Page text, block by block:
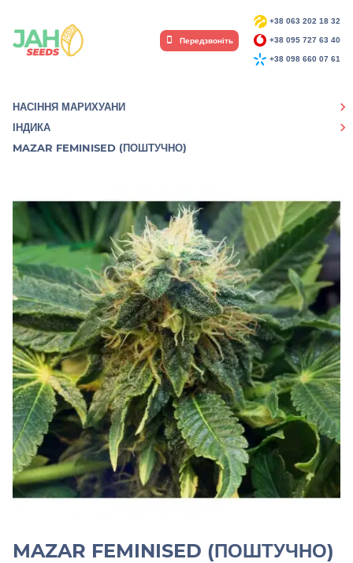
+38 063 202 18 32
+38 095 727 63 40
+38 098 660 07 61
Передзвоніть
НАСІННЯ МАРИХУАНИ
ІНДИКА
MAZAR FEMINISED (ПОШТУЧНО)
MAZAR FEMINISED (ПОШТУЧНО)